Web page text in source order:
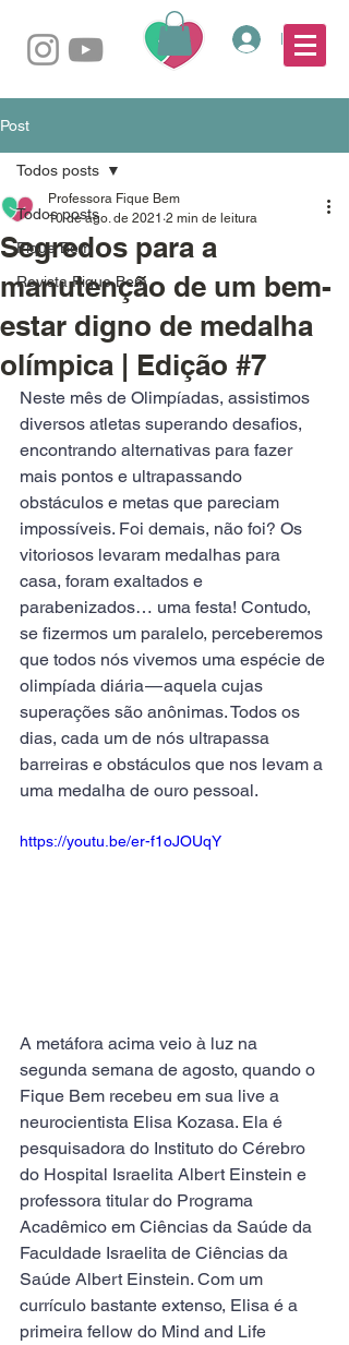
Login
Post
Todos posts
Fique Bem
Revista Fique Bem
Todos posts
Segredos para a
manutenção de um bem-
estar digno de medalha
olímpica | Edição #7
Professora Fique Bem
10 de ago. de 2021 2 min de leitura
Neste mês de Olimpíadas, assistimos
diversos atletas superando desafios,
encontrando alternativas para fazer
mais pontos e ultrapassando
obstáculos e metas que pareciam
impossíveis. Foi demais, não foi? Os
vitoriosos levaram medalhas para
casa, foram exaltados e
parabenizados… uma festa! Contudo,
se fizermos um paralelo, perceberemos
que todos nós vivemos uma espécie de
olimpíada diária — aquela cujas
superações são anônimas. Todos os
dias, cada um de nós ultrapassa
barreiras e obstáculos que nos levam a
uma medalha de ouro pessoal.
https://youtu.be/er-f1oJOUqY
A metáfora acima veio à luz na
segunda semana de agosto, quando o
Fique Bem recebeu em sua live a
neurocientista Elisa Kozasa. Ela é
pesquisadora do Instituto do Cérebro
do Hospital Israelita Albert Einstein e
professora titular do Programa
Acadêmico em Ciências da Saúde da
Faculdade Israelita de Ciências da
Saúde Albert Einstein. Com um
currículo bastante extenso, Elisa é a
primeira fellow do Mind and Life